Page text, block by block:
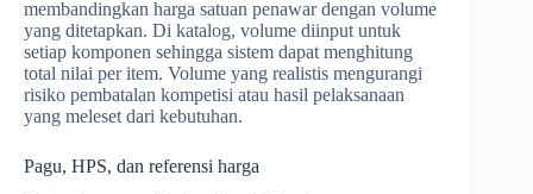
membandingkan harga satuan penawar dengan volume
yang ditetapkan. Di katalog, volume diinput untuk
setiap komponen sehingga sistem dapat menghitung
total nilai per item. Volume yang realistis mengurangi
risiko pembatalan kompetisi atau hasil pelaksanaan
yang meleset dari kebutuhan.
Pagu, HPS, dan referensi harga